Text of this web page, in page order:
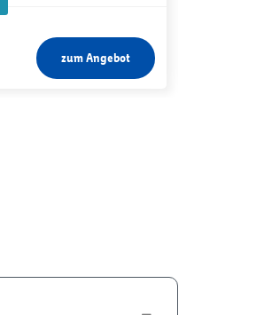
zum Angebot